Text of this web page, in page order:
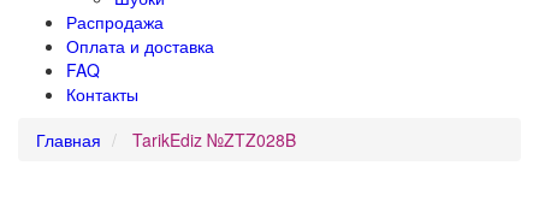
Распродажа
Оплата и доставка
FAQ
Контакты
Главная
TarikEdiz №ZTZ028B